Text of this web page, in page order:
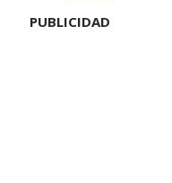
PUBLICIDAD